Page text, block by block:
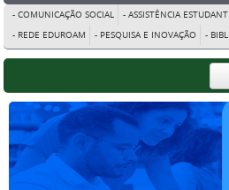
- COMUNICAÇÃO SOCIAL - ASSISTÊNCIA
- REDE EDUROAM
- PESQUISA E INOVAÇÃO -